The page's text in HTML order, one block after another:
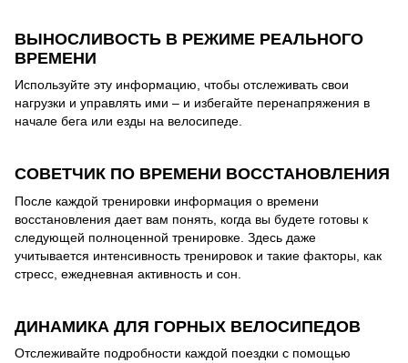
ВЫНОСЛИВОСТЬ В РЕЖИМЕ РЕАЛЬНОГО
ВРЕМЕНИ
Используйте эту информацию, чтобы отслеживать свои
нагрузки и управлять ими – и избегайте перенапряжения в
начале бега или езды на велосипеде.
СОВЕТЧИК ПО ВРЕМЕНИ ВОССТАНОВЛЕНИЯ
После каждой тренировки информация о времени
восстановления дает вам понять, когда вы будете готовы к
следующей полноценной тренировке. Здесь даже
учитывается интенсивность тренировок и такие факторы, как
стресс, ежедневная активность и сон.
ДИНАМИКА ДЛЯ ГОРНЫХ ВЕЛОСИПЕДОВ
Отслеживайте подробности каждой поездки с помощью